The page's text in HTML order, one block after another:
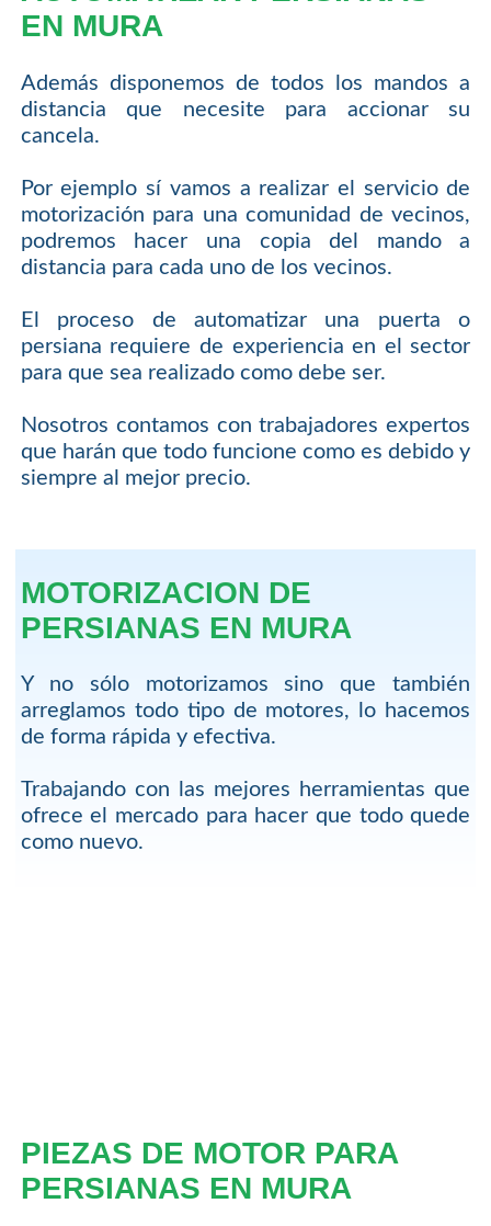
EN MURA
Además disponemos de todos los mandos a
distancia que necesite para accionar su
cancela.
Por ejemplo sí vamos a realizar el servicio de
motorización para una comunidad de vecinos,
podremos hacer una copia del mando a
distancia para cada uno de los vecinos.
El proceso de automatizar una puerta o
persiana requiere de experiencia en el sector
para que sea realizado como debe ser.
Nosotros contamos con trabajadores expertos
que harán que todo funcione como es debido y
siempre al mejor precio.
MOTORIZACION DE
PERSIANAS EN MURA
Y no sólo motorizamos sino que también
arreglamos todo tipo de motores, lo hacemos
de forma rápida y efectiva.
Trabajando con las mejores herramientas que
ofrece el mercado para hacer que todo quede
como nuevo.
PIEZAS DE MOTOR PARA
PERSIANAS EN MURA